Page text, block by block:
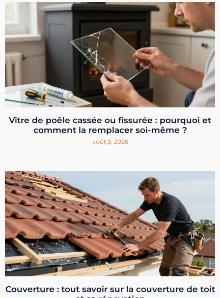
Vitre de poêle cassée ou fissurée : pourquoi et
comment la remplacer soi-même ?
août 3, 2026
Couverture : tout savoir sur la couverture de toit